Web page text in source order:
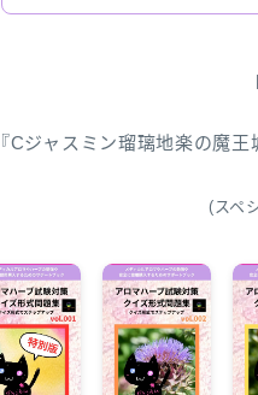
『Cジャスミン瑠璃地楽の魔
(スペ